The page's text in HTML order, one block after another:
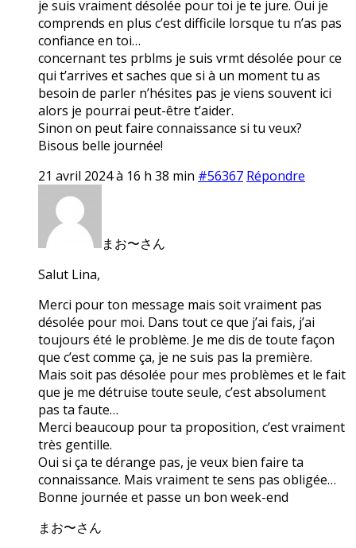
je suis vraiment désolée pour toi je te jure. Oui je
comprends en plus c’est difficile lorsque tu n’as pas
confiance en toi…
concernant tes prblms je suis vrmt désolée pour ce
qui t’arrives et saches que si à un moment tu as
besoin de parler n’hésites pas je viens souvent ici
alors je pourrai peut-être t’aider.
Sinon on peut faire connaissance si tu veux?
Bisous belle journée!
21 avril 2024 à 16 h 38 min #56367 Répondre
まお〜さん
Salut Lina,
Merci pour ton message mais soit vraiment pas
désolée pour moi. Dans tout ce que j’ai fais, j’ai
toujours été le problème. Je me dis de toute façon
que c’est comme ça, je ne suis pas la première.
Mais soit pas désolée pour mes problèmes et le fait
que je me détruise toute seule, c’est absolument
pas ta faute…
Merci beaucoup pour ta proposition, c’est vraiment
très gentille.
Oui si ça te dérange pas, je veux bien faire ta
connaissance. Mais vraiment te sens pas obligée…
Bonne journée et passe un bon week-end
まお〜さん